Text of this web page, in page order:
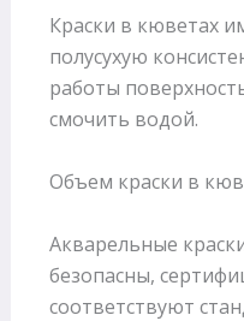
Краски в кюветах
полусухую
работы
смочить водой.
Объем краски в
Акварельные
безопасны,
соответствуют